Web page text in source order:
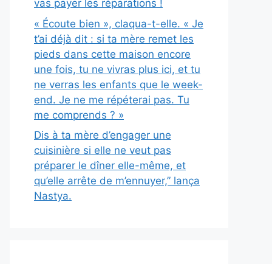
vas payer les réparations !
« Écoute bien », claqua-t-elle. « Je
t’ai déjà dit : si ta mère remet les
pieds dans cette maison encore
une fois, tu ne vivras plus ici, et tu
ne verras les enfants que le week-
end. Je ne me répéterai pas. Tu
me comprends ? »
Dis à ta mère d’engager une
cuisinière si elle ne veut pas
préparer le dîner elle-même, et
qu’elle arrête de m’ennuyer,” lança
Nastya.